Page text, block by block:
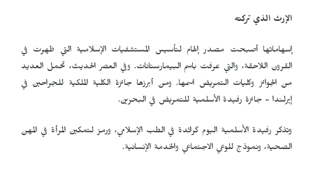
الإرث الذي تركته
إسهاماتها أصبحت مصدر إلهام لتأسيس المستشفيات الإسلامية التي ظهرت في
القرون اللاحقة، والتي عرفت باسم البيمارستانات. وفي العصر الحديث، تحمل العديد
من الجوائز وكليات التمريض اسمها. ومن أبرزها جائزة الكلية الملكية للجراحين في
إيرلندا - جائزة رفيدة الأسلمية للتمريض في البحرين.
وتذكر رفيدة الأسلمية اليوم كرائدة في الطب الإسلامي، ورمز لتمكين المرأة في المهن
الصحية، ونموذج للوعي الاجتماعي والخدمة الإنسانية.